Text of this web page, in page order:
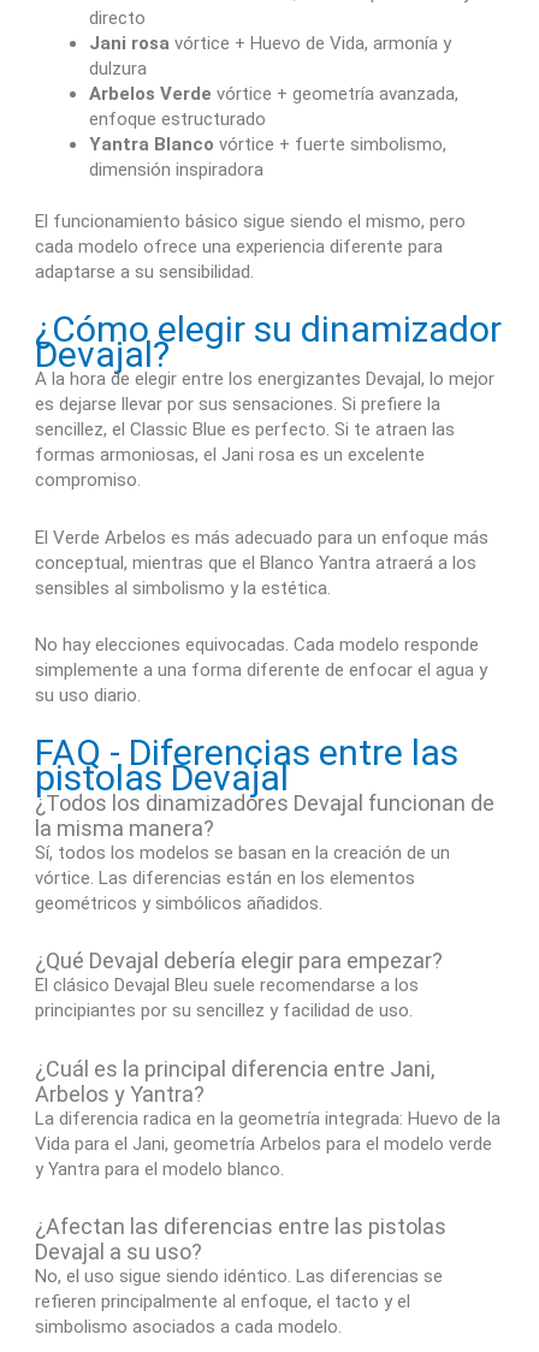
directo
Jani rosa vórtice + Huevo de Vida, armonía y
dulzura
Arbelos Verde vórtice + geometría avanzada,
enfoque estructurado
Yantra Blanco vórtice + fuerte simbolismo,
dimensión inspiradora
El funcionamiento básico sigue siendo el mismo, pero
cada modelo ofrece una experiencia diferente para
adaptarse a su sensibilidad.
¿Cómo elegir su dinamizador
Devajal?
A la hora de elegir entre los energizantes Devajal, lo mejor
es dejarse llevar por sus sensaciones. Si prefiere la
sencillez, el Classic Blue es perfecto. Si te atraen las
formas armoniosas, el Jani rosa es un excelente
compromiso.
El Verde Arbelos es más adecuado para un enfoque más
conceptual, mientras que el Blanco Yantra atraerá a los
sensibles al simbolismo y la estética.
No hay elecciones equivocadas. Cada modelo responde
simplemente a una forma diferente de enfocar el agua y
su uso diario.
FAQ - Diferencias entre las
pistolas Devajal
¿Todos los dinamizadores Devajal funcionan de
la misma manera?
Sí, todos los modelos se basan en la creación de un
vórtice. Las diferencias están en los elementos
geométricos y simbólicos añadidos.
¿Qué Devajal debería elegir para empezar?
El clásico Devajal Bleu suele recomendarse a los
principiantes por su sencillez y facilidad de uso.
¿Cuál es la principal diferencia entre Jani,
Arbelos y Yantra?
La diferencia radica en la geometría integrada: Huevo de la
Vida para el Jani, geometría Arbelos para el modelo verde
y Yantra para el modelo blanco.
¿Afectan las diferencias entre las pistolas
Devajal a su uso?
No, el uso sigue siendo idéntico. Las diferencias se
refieren principalmente al enfoque, el tacto y el
simbolismo asociados a cada modelo.